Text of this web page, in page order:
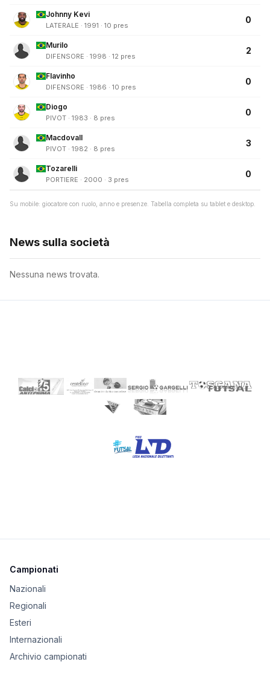
Johnny Kevi
LATERALE · 1991 · 10 pres
0
Murilo
DIFENSORE · 1998 · 12 pres
2
Flavinho
DIFENSORE · 1986 · 10 pres
0
Diogo
PIVOT · 1983 · 8 pres
0
Macdovall
PIVOT · 1982 · 8 pres
3
Tozarelli
PORTIERE · 2000 · 3 pres
0
Su mobile: giocatore con ruolo, anno e presenze. Tabella completa su tablet e desktop.
News sulla società
Nessuna news trovata.
Campionati
Nazionali
Regionali
Esteri
Internazionali
Archivio campionati